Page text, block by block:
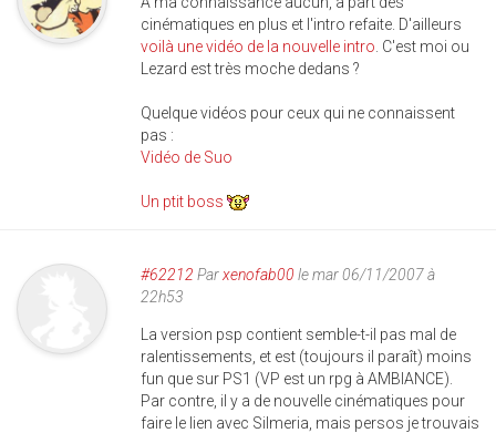
cinématiques en plus et l'intro refaite. D'ailleurs
voilà une vidéo de la nouvelle intro . C'est moi ou
Lezard est très moche dedans ?
Quelque vidéos pour ceux qui ne connaissent
pas :
Vidéo de Suo
Un ptit boss
#62212 Parxenofab00 le mar 06/11/2007 à
22h53
La version psp contient semble-t-il pas mal de
ralentissements, et est (toujours il paraît) moins
fun que sur PS1 (VP est un rpg à AMBIANCE).
Par contre, il y a de nouvelle cinématiques pour
faire le lien avec Silmeria, mais persos je trouvais